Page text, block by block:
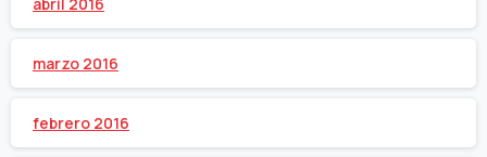
marzo 2016
febrero 2016